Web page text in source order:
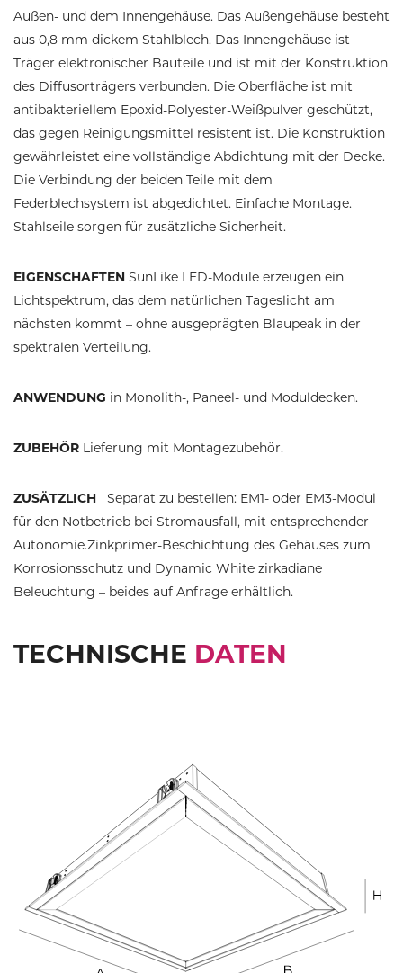
Außen- und dem Innengehäuse. Das Außengehäuse besteht
aus 0,8 mm dickem Stahlblech. Das Innengehäuse ist
Träger elektronischer Bauteile und ist mit der Konstruktion
des Diffusorträgers verbunden. Die Oberfläche ist mit
antibakteriellem Epoxid-Polyester-Weißpulver geschützt,
das gegen Reinigungsmittel resistent ist. Die Konstruktion
gewährleistet eine vollständige Abdichtung mit der Decke.
Die Verbindung der beiden Teile mit dem
Federblechsystem ist abgedichtet. Einfache Montage.
Stahlseile sorgen für zusätzliche Sicherheit.
EIGENSCHAFTEN SunLike LED-Module erzeugen ein
Lichtspektrum, das dem natürlichen Tageslicht am
nächsten kommt – ohne ausgeprägten Blaupeak in der
spektralen Verteilung.
ANWENDUNG in Monolith-, Paneel- und Moduldecken.
ZUBEHÖR Lieferung mit Montagezubehör.
ZUSÄTZLICH Separat zu bestellen: EM1- oder EM3-Modul
für den Notbetrieb bei Stromausfall, mit entsprechender
Autonomie.Zinkprimer-Beschichtung des Gehäuses zum
Korrosionsschutz und Dynamic White zirkadiane
Beleuchtung – beides auf Anfrage erhältlich.
TECHNISCHE DATEN